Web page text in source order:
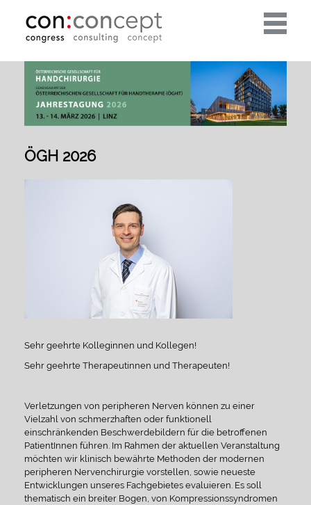
Toggle
ÖGH 2026
Sehr geehrte Kolleginnen und Kollegen!
Sehr geehrte Therapeutinnen und Therapeuten!
Verletzungen von peripheren Nerven können zu einer
Vielzahl von schmerzhaften oder funktionell
einschränkenden Beschwerdebildern für die betroffenen
PatientInnen führen. Im Rahmen der aktuellen Veranstaltung
möchten wir klinisch bewährte Methoden der modernen
peripheren Nervenchirurgie vorstellen, sowie neueste
Entwicklungen unseres Fachgebietes evaluieren. Es soll
thematisch ein breiter Bogen, von Kompressionssyndromen